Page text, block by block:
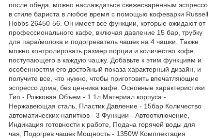
после обеда, можно наслаждаться свежесваренным эспрессо
в стиле бариста в любое время с помощью кофеварки Russell
Hobbs 26450-56. Он имеет все функции, которые ожидают от
профессионального кафе, включая давление 15 бар, трубку
для пара/молока и подогреватель чашек на 4 чашки. Также
можно контролировать размер порции и количество кофе,
поступающего в каждую чашку. Добавьте к этим функциям и
особенностям его достойный показа характерный дизайн, и
получите все, что нужно, чтобы приготовить впечатляющие
эспрессо дома, без ценника кафе. Основные характеристики
Тип - Рожковая Объем - 1.1л Материал корпуса -
Нержавеющая сталь, Пластик Давление - 15бар Количество
автоматических напитков - 3 Функции - Автоотключение,
Индикация готовности к работе, Подача горячей воды для
чая, Подогрев чашек Мощность - 1350W Комплектация